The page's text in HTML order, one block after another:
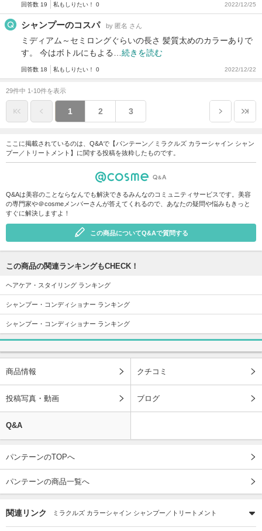
回答数 19 私もしりたい！ 0 2022/12/25
シャンプーのコスパ by 匿名 さん
ミディアム～セミロングぐらいの長さ 髪質太めのカラーありで
す。 今はボトルにもよる… 続きを読む
回答数 18 私もしりたい！ 0 2022/12/22
29件中 1-10件を表示
1 2 3
ここに掲載されているのは、Q&Aで【パンテーン／ミラクルズ カラーシャイン シャン
プー／トリートメント】に関する投稿を抜粋したものです。
Q&Aは美容のことならなんでも解決できるみんなのコミュニティサービスです。美容
の専門家や＠cosmeメンバーさんが答えてくれるので、あなたの疑問や悩みもきっと
すぐに解決しますよ！
この商品についてQ&Aで質問する
この商品の関連ランキングもCHECK！
ヘアケア・スタイリング ランキング
シャンプー・コンディショナー ランキング
シャンプー・コンディショナー ランキング
商品情報 クチコミ
投稿写真・動画 ブログ
Q&A
パンテーンのTOPへ
パンテーンの商品一覧へ
関連リンク ミラクルズ カラーシャイン シャンプー／トリートメント